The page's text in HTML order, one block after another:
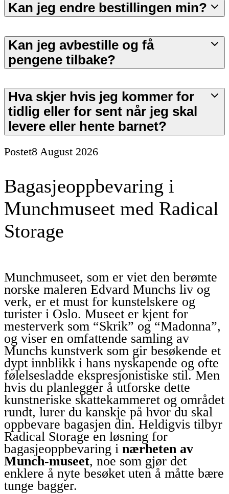
Kan jeg endre bestillingen min?
Kan jeg avbestille og få
pengene tilbake?
Hva skjer hvis jeg kommer for
tidlig eller for sent når jeg skal
levere eller hente barnet?
Postet8 August 2026
Bagasjeoppbevaring i
Munchmuseet med Radical
Storage
Munchmuseet, som er viet den berømte
norske maleren Edvard Munchs liv og
verk, er et must for kunstelskere og
turister i Oslo. Museet er kjent for
mesterverk som “Skrik” og “Madonna”,
og viser en omfattende samling av
Munchs kunstverk som gir besøkende et
dypt innblikk i hans nyskapende og ofte
følelsesladde ekspresjonistiske stil. Men
hvis du planlegger å utforske dette
kunstneriske skattekammeret og området
rundt, lurer du kanskje på hvor du skal
oppbevare bagasjen din. Heldigvis tilbyr
Radical Storage en løsning for
bagasjeoppbevaring i nærheten av
Munch-museet, noe som gjør det
enklere å nyte besøket uten å måtte bære
tunge bagger.